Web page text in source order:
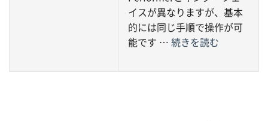
イスが異なりますが、基本
的には同じ手順で操作が可
能です … 続きを読む